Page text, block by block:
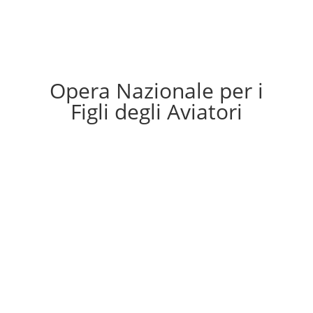
Opera Nazionale per i
Figli degli Aviatori